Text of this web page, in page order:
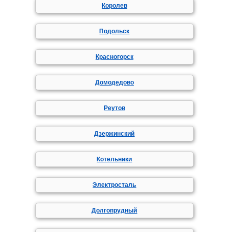
Королев
Подольск
Красногорск
Домодедово
Реутов
Дзержинский
Котельники
Электросталь
Долгопрудный